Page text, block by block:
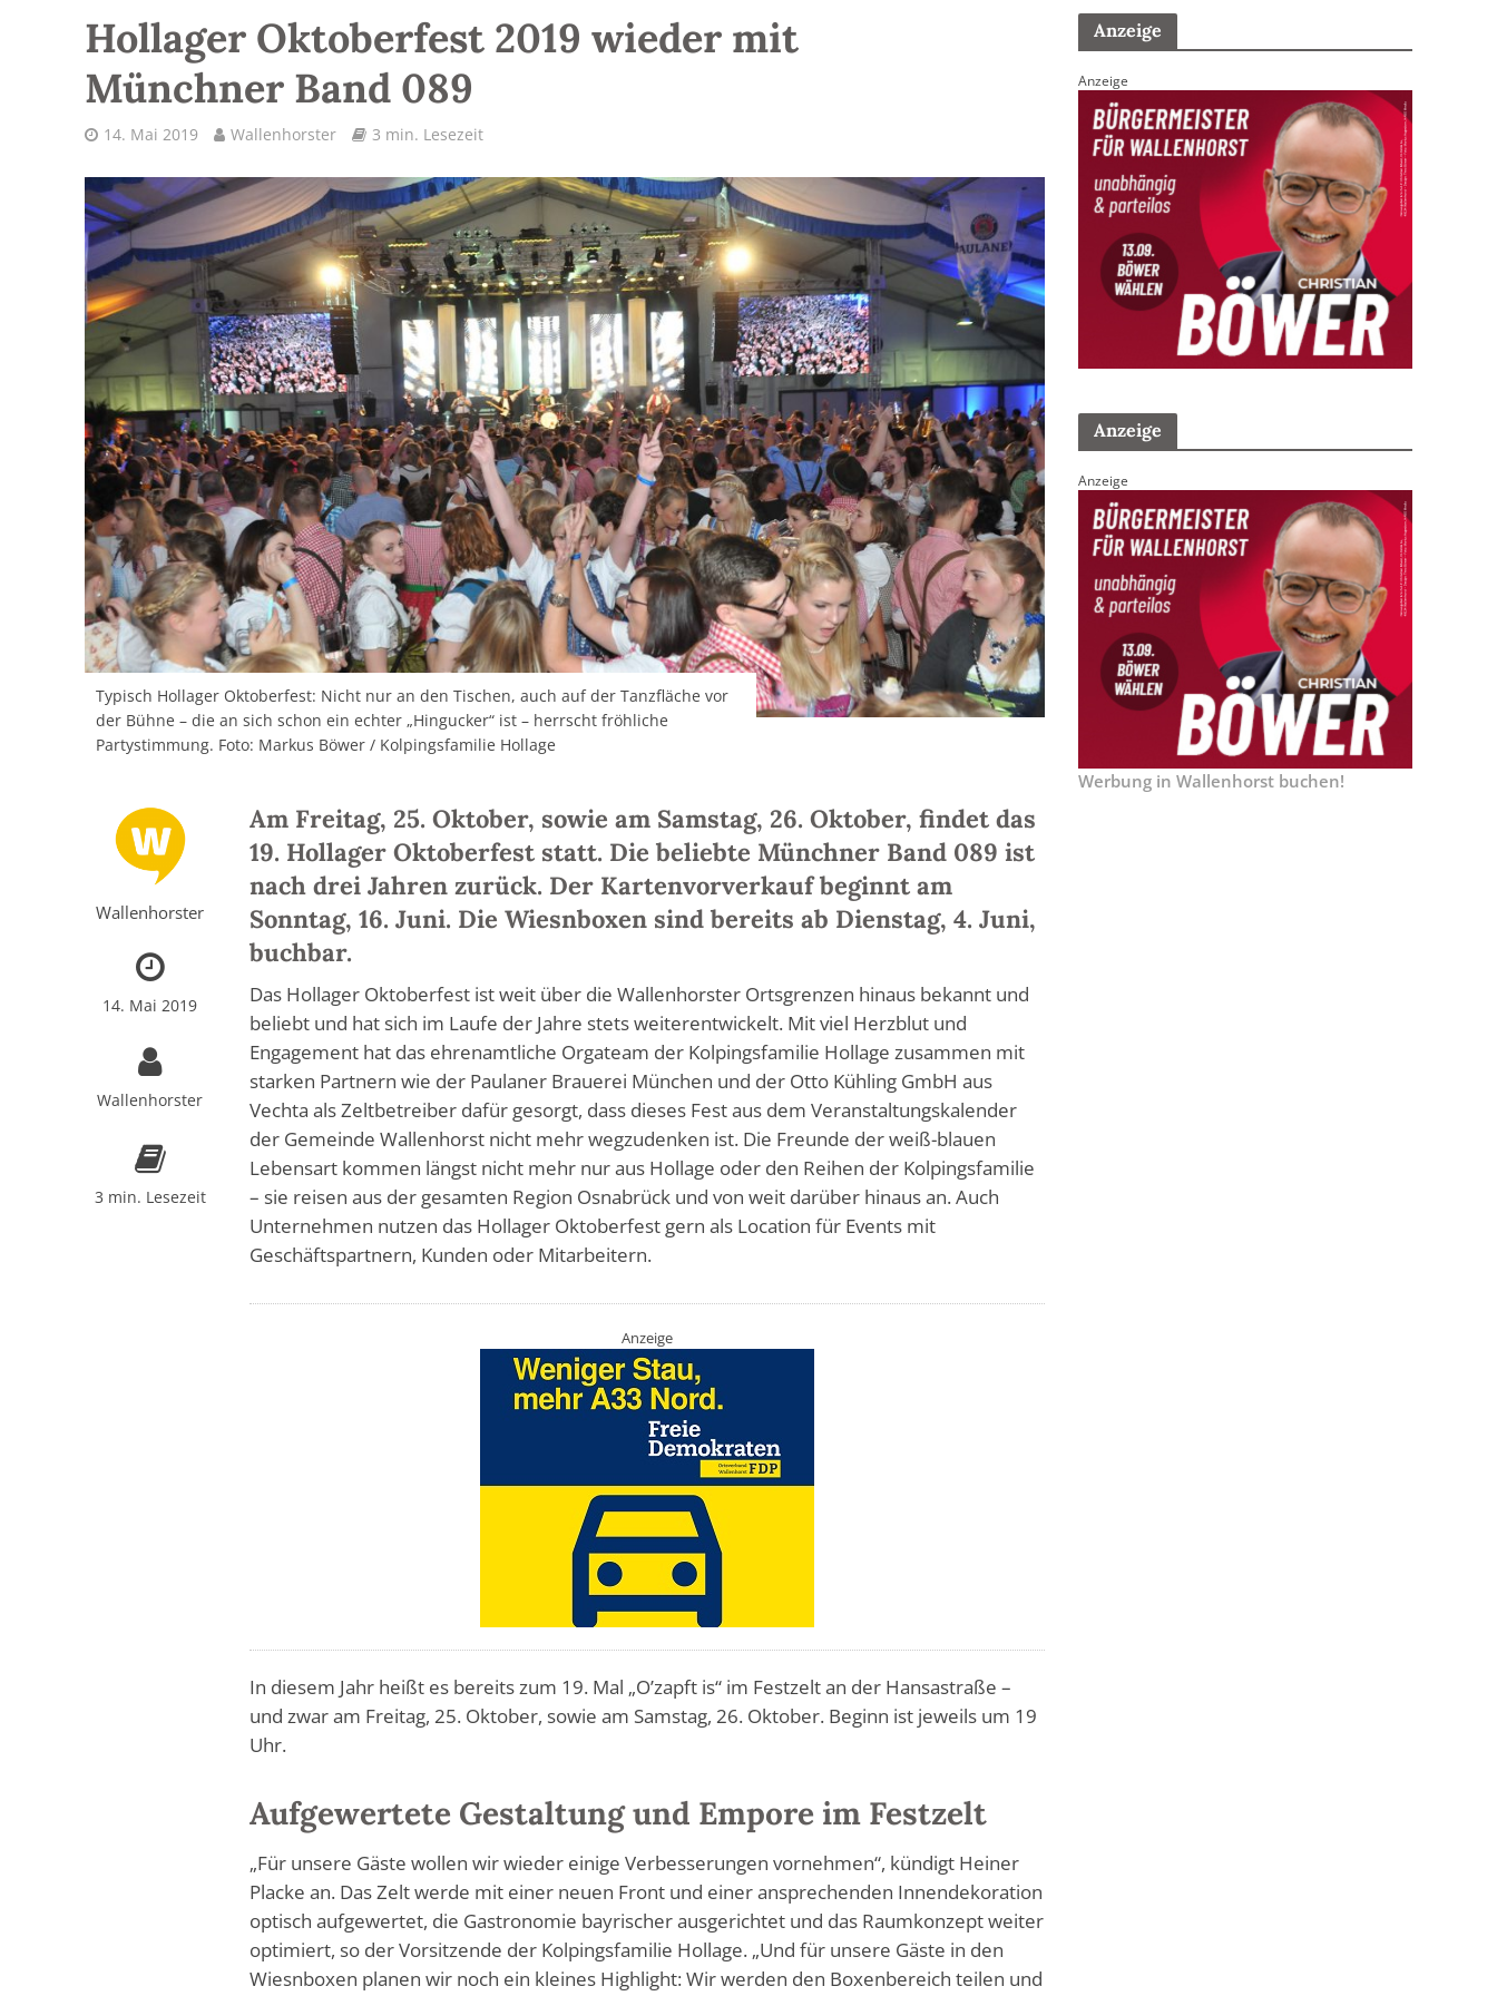
Hollager Oktoberfest 2019 wieder mit
Münchner Band 089
14. Mai 2019 Wallenhorster 3 min. Lesezeit
Typisch Hollager Oktoberfest: Nicht nur an den Tischen, auch auf der Tanzfläche vor
der Bühne – die an sich schon ein echter „Hingucker“ ist – herrscht fröhliche
Partystimmung. Foto: Markus Böwer / Kolpingsfamilie Hollage
Wallenhorster
14. Mai 2019
Wallenhorster
3 min. Lesezeit
Am Freitag, 25. Oktober, sowie am Samstag, 26. Oktober, findet das
19. Hollager Oktoberfest statt. Die beliebte Münchner Band 089 ist
nach drei Jahren zurück. Der Kartenvorverkauf beginnt am
Sonntag, 16. Juni. Die Wiesnboxen sind bereits ab Dienstag, 4. Juni,
buchbar.
Das Hollager Oktoberfest ist weit über die Wallenhorster Ortsgrenzen hinaus bekannt und
beliebt und hat sich im Laufe der Jahre stets weiterentwickelt. Mit viel Herzblut und
Engagement hat das ehrenamtliche Orgateam der Kolpingsfamilie Hollage zusammen mit
starken Partnern wie der Paulaner Brauerei München und der Otto Kühling GmbH aus
Vechta als Zeltbetreiber dafür gesorgt, dass dieses Fest aus dem Veranstaltungskalender
der Gemeinde Wallenhorst nicht mehr wegzudenken ist. Die Freunde der weiß-blauen
Lebensart kommen längst nicht mehr nur aus Hollage oder den Reihen der Kolpingsfamilie
– sie reisen aus der gesamten Region Osnabrück und von weit darüber hinaus an. Auch
Unternehmen nutzen das Hollager Oktoberfest gern als Location für Events mit
Geschäftspartnern, Kunden oder Mitarbeitern.
Anzeige
In diesem Jahr heißt es bereits zum 19. Mal „O’zapft is“ im Festzelt an der Hansastraße –
und zwar am Freitag, 25. Oktober, sowie am Samstag, 26. Oktober. Beginn ist jeweils um 19
Uhr.
Aufgewertete Gestaltung und Empore im Festzelt
„Für unsere Gäste wollen wir wieder einige Verbesserungen vornehmen“, kündigt Heiner
Placke an. Das Zelt werde mit einer neuen Front und einer ansprechenden Innendekoration
optisch aufgewertet, die Gastronomie bayrischer ausgerichtet und das Raumkonzept weiter
optimiert, so der Vorsitzende der Kolpingsfamilie Hollage. „Und für unsere Gäste in den
Wiesnboxen planen wir noch ein kleines Highlight: Wir werden den Boxenbereich teilen und
Anzeige
Anzeige
Anzeige
Anzeige
Werbung in Wallenhorst buchen!